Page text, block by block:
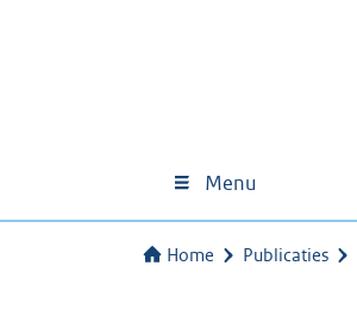
Menu
Home Publicaties